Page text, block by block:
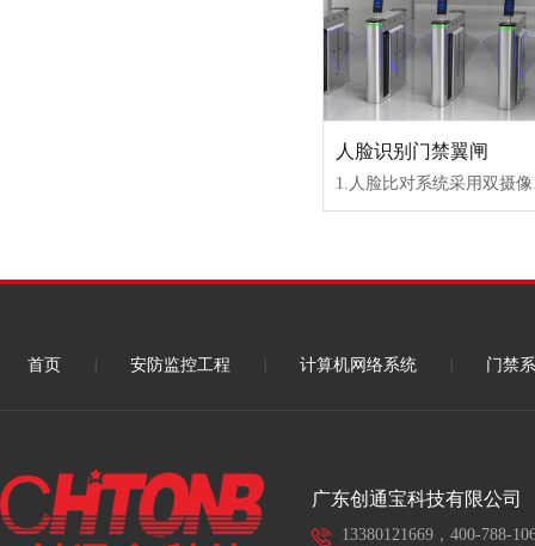
人脸识别门禁翼闸
1.人脸比对系统采用双摄像头
首页 安防监控工程 计算机网络系统 门禁
广东创通宝科技有限公司
13380121669，400-788-